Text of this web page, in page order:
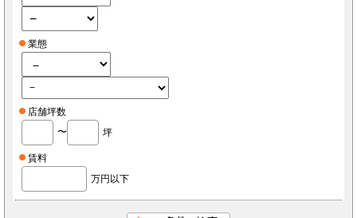
業態
店舗坪数
〜
坪
賃料
万円以下